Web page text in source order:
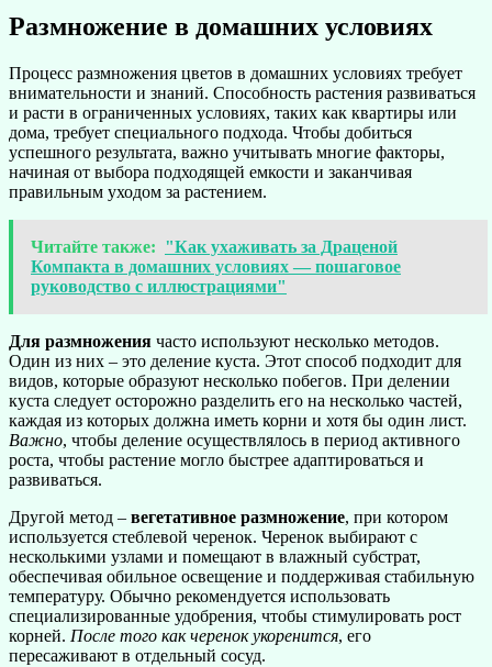
Размножение в домашних условиях
Процесс размножения цветов в домашних условиях требует
внимательности и знаний. Способность растения развиваться
и расти в ограниченных условиях, таких как квартиры или
дома, требует специального подхода. Чтобы добиться
успешного результата, важно учитывать многие факторы,
начиная от выбора подходящей емкости и заканчивая
правильным уходом за растением.
Читайте также: "Как ухаживать за Драценой
Компакта в домашних условиях — пошаговое
руководство с иллюстрациями"
Для размножения часто используют несколько методов.
Один из них – это деление куста. Этот способ подходит для
видов, которые образуют несколько побегов. При делении
куста следует осторожно разделить его на несколько частей,
каждая из которых должна иметь корни и хотя бы один лист.
Важно, чтобы деление осуществлялось в период активного
роста, чтобы растение могло быстрее адаптироваться и
развиваться.
Другой метод – вегетативное размножение, при котором
используется стеблевой черенок. Черенок выбирают с
несколькими узлами и помещают в влажный субстрат,
обеспечивая обильное освещение и поддерживая стабильную
температуру. Обычно рекомендуется использовать
специализированные удобрения, чтобы стимулировать рост
корней. После того как черенок укоренится, его
пересаживают в отдельный сосуд.